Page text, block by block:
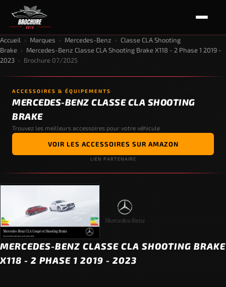
Accueil › Marques › Mercedes-Benz › Classe CLA Shooting
Brake › Mercedes-Benz Classe CLA Shooting Brake X118 - 2 Phase 1 2019 -
2023 › Brochure 07/2025
ACCESSOIRES & ÉQUIPEMENTS
MERCEDES-BENZ CLASSE CLA SHOOTING
BRAKE
Trouvez les meilleurs accessoires pour votre véhicule
VOIR LES ACCESSOIRES SUR AMAZON
LIEN PARTENAIRE
MERCEDES-BENZ CLASSE CLA SHOOTING BRAKE
X118 - 2 PHASE 1 2019 - 2023